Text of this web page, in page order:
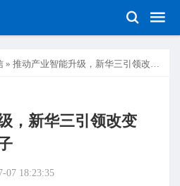
» 推动产业智能升级，新华三引领改变“未来网络”的样子
，新华三引领改变
07 18:23:35